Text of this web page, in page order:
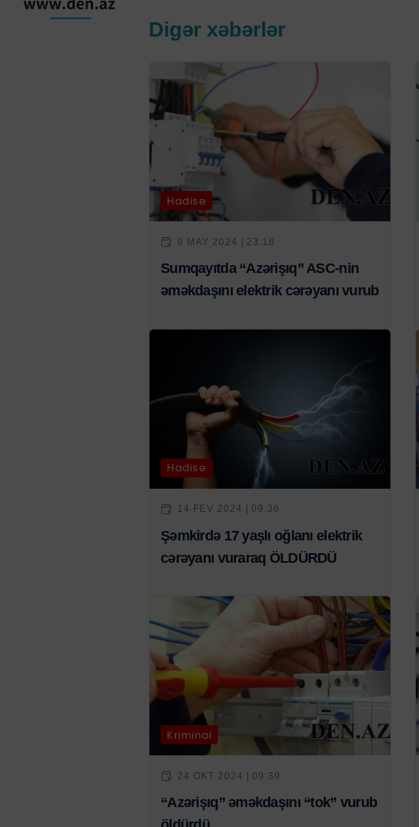
Digər xəbərlər
Hadisə
9 MAY 2024 | 23:18
Sumqayıtda “Azərişıq” ASC-nin
əməkdaşını elektrik cərəyanı vurub
Hadisə
14 FEV 2024 | 09:36
Şəmkirdə 17 yaşlı oğlanı elektrik
cərəyanı vuraraq ÖLDÜRDÜ
Kriminal
24 OKT 2024 | 09:39
“Azərişıq” əməkdaşını “tok” vurub